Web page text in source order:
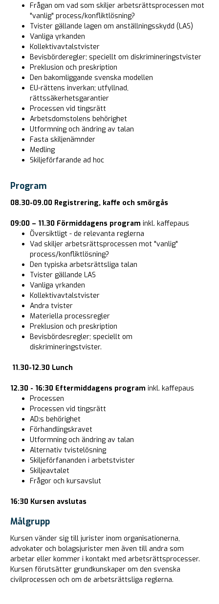
Frågan om vad som skiljer arbetsrättsprocessen mot
"vanlig" process/konfliktlösning?
Tvister gällande lagen om anställningsskydd (LAS)
Vanliga yrkanden
Kollektivavtalstvister
Bevisbörderegler; speciellt om diskrimineringstvister
Preklusion och preskription
Den bakomliggande svenska modellen
EU-rättens inverkan; utfyllnad,
rättssäkerhetsgarantier
Processen vid tingsrätt
Arbetsdomstolens behörighet
Utformning och ändring av talan
Fasta skiljenämnder
Medling
Skiljeförfarande ad hoc
Program
08.30-09.00 Registrering, kaffe och smörgås
09:00 – 11.30 Förmiddagens program inkl. kaffepaus
Översiktligt - de relevanta reglerna
Vad skiljer arbetsrättsprocessen mot "vanlig"
process/konfliktlösning?
Den typiska arbetsrättsliga talan
Tvister gällande LAS
Vanliga yrkanden
Kollektivavtalstvister
Andra tvister
Materiella processregler
Preklusion och preskription
Bevisbördesregler; speciellt om
diskrimineringstvister.
11.30-12.30 Lunch
12.30 - 16:30 Eftermiddagens program inkl. kaffepaus
Processen
Processen vid tingsrätt
AD:s behörighet
Förhandlingskravet
Utformning och ändring av talan
Alternativ tvistelösning
Skiljeförfananden i arbetstvister
Skiljeavtalet
Frågor och kursavslut
16:30 Kursen avslutas
Målgrupp
Kursen vänder sig till jurister inom organisationerna,
advokater och bolagsjurister men även till andra som
arbetar eller kommer i kontakt med arbetsrättsprocesser.
Kursen förutsätter grundkunskaper om den svenska
civilprocessen och om de arbetsrättsliga reglerna.